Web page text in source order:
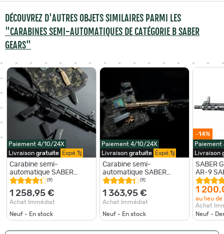
DÉCOUVREZ D'AUTRES OBJETS SIMILAIRES PARMI LES
"CARABINES SEMI-AUTOMATIQUES DE CATÉGORIE B SABER
GEARS"
Paiement 4/10/24X
Livraison gratuite Expé. 1j
Carabine semi-
automatique SABER
GEARS - SG9 - Canon 8" -
Calibre 9x19
(9)
1 258,95 €
Achat Immédiat
Neuf - En stock
Paiement 4/10/24X
Livraison gratuite Expé. 1j
Carabine semi-
automatique SABER
GEARS - SG9 - Canon 8" -
SERIE CERAKOTE - Calibre
9x19
(9)
1 363,95 €
Achat Immédiat
Neuf - En stock
-14%
Livraison
SABER
AR-9
Black 8"
1
au lieu de
Achat
Neuf -